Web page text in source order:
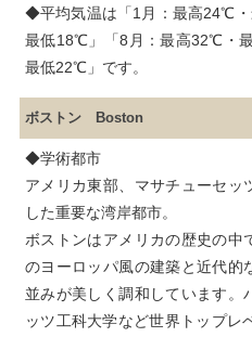
◆平均気温は「1月：最高24℃
最低18℃」「8月：最高32℃・
ボストン Boston
◆学術都市
アメリカ東部、マサチューセッ
した重要な湾岸都市。
ボストンはアメリカの歴史の中
のヨーロッパ風の建築と近代的
並みが美しく調和しています。
ッツ工科大学など世界トップレ